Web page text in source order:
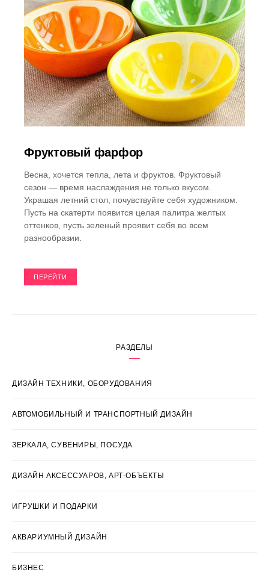
Фруктовый фарфор
Весна, хочется тепла, лета и фруктов. Фруктовый
сезон — время наслаждения не только вкусом.
Украшая летний стол, почувствуйте себя художником.
Пусть на скатерти появится целая палитра желтых
оттенков, пусть зеленый проявит себя во всем
разнообразии.
ПЕРЕЙТИ
РАЗДЕЛЫ
ДИЗАЙН ТЕХНИКИ, ОБОРУДОВАНИЯ
АВТОМОБИЛЬНЫЙ И ТРАНСПОРТНЫЙ ДИЗАЙН
ЗЕРКАЛА, СУВЕНИРЫ, ПОСУДА
ДИЗАЙН АКСЕССУАРОВ, АРТ-ОБЪЕКТЫ
ИГРУШКИ И ПОДАРКИ
АКВАРИУМНЫЙ ДИЗАЙН
БИЗНЕС